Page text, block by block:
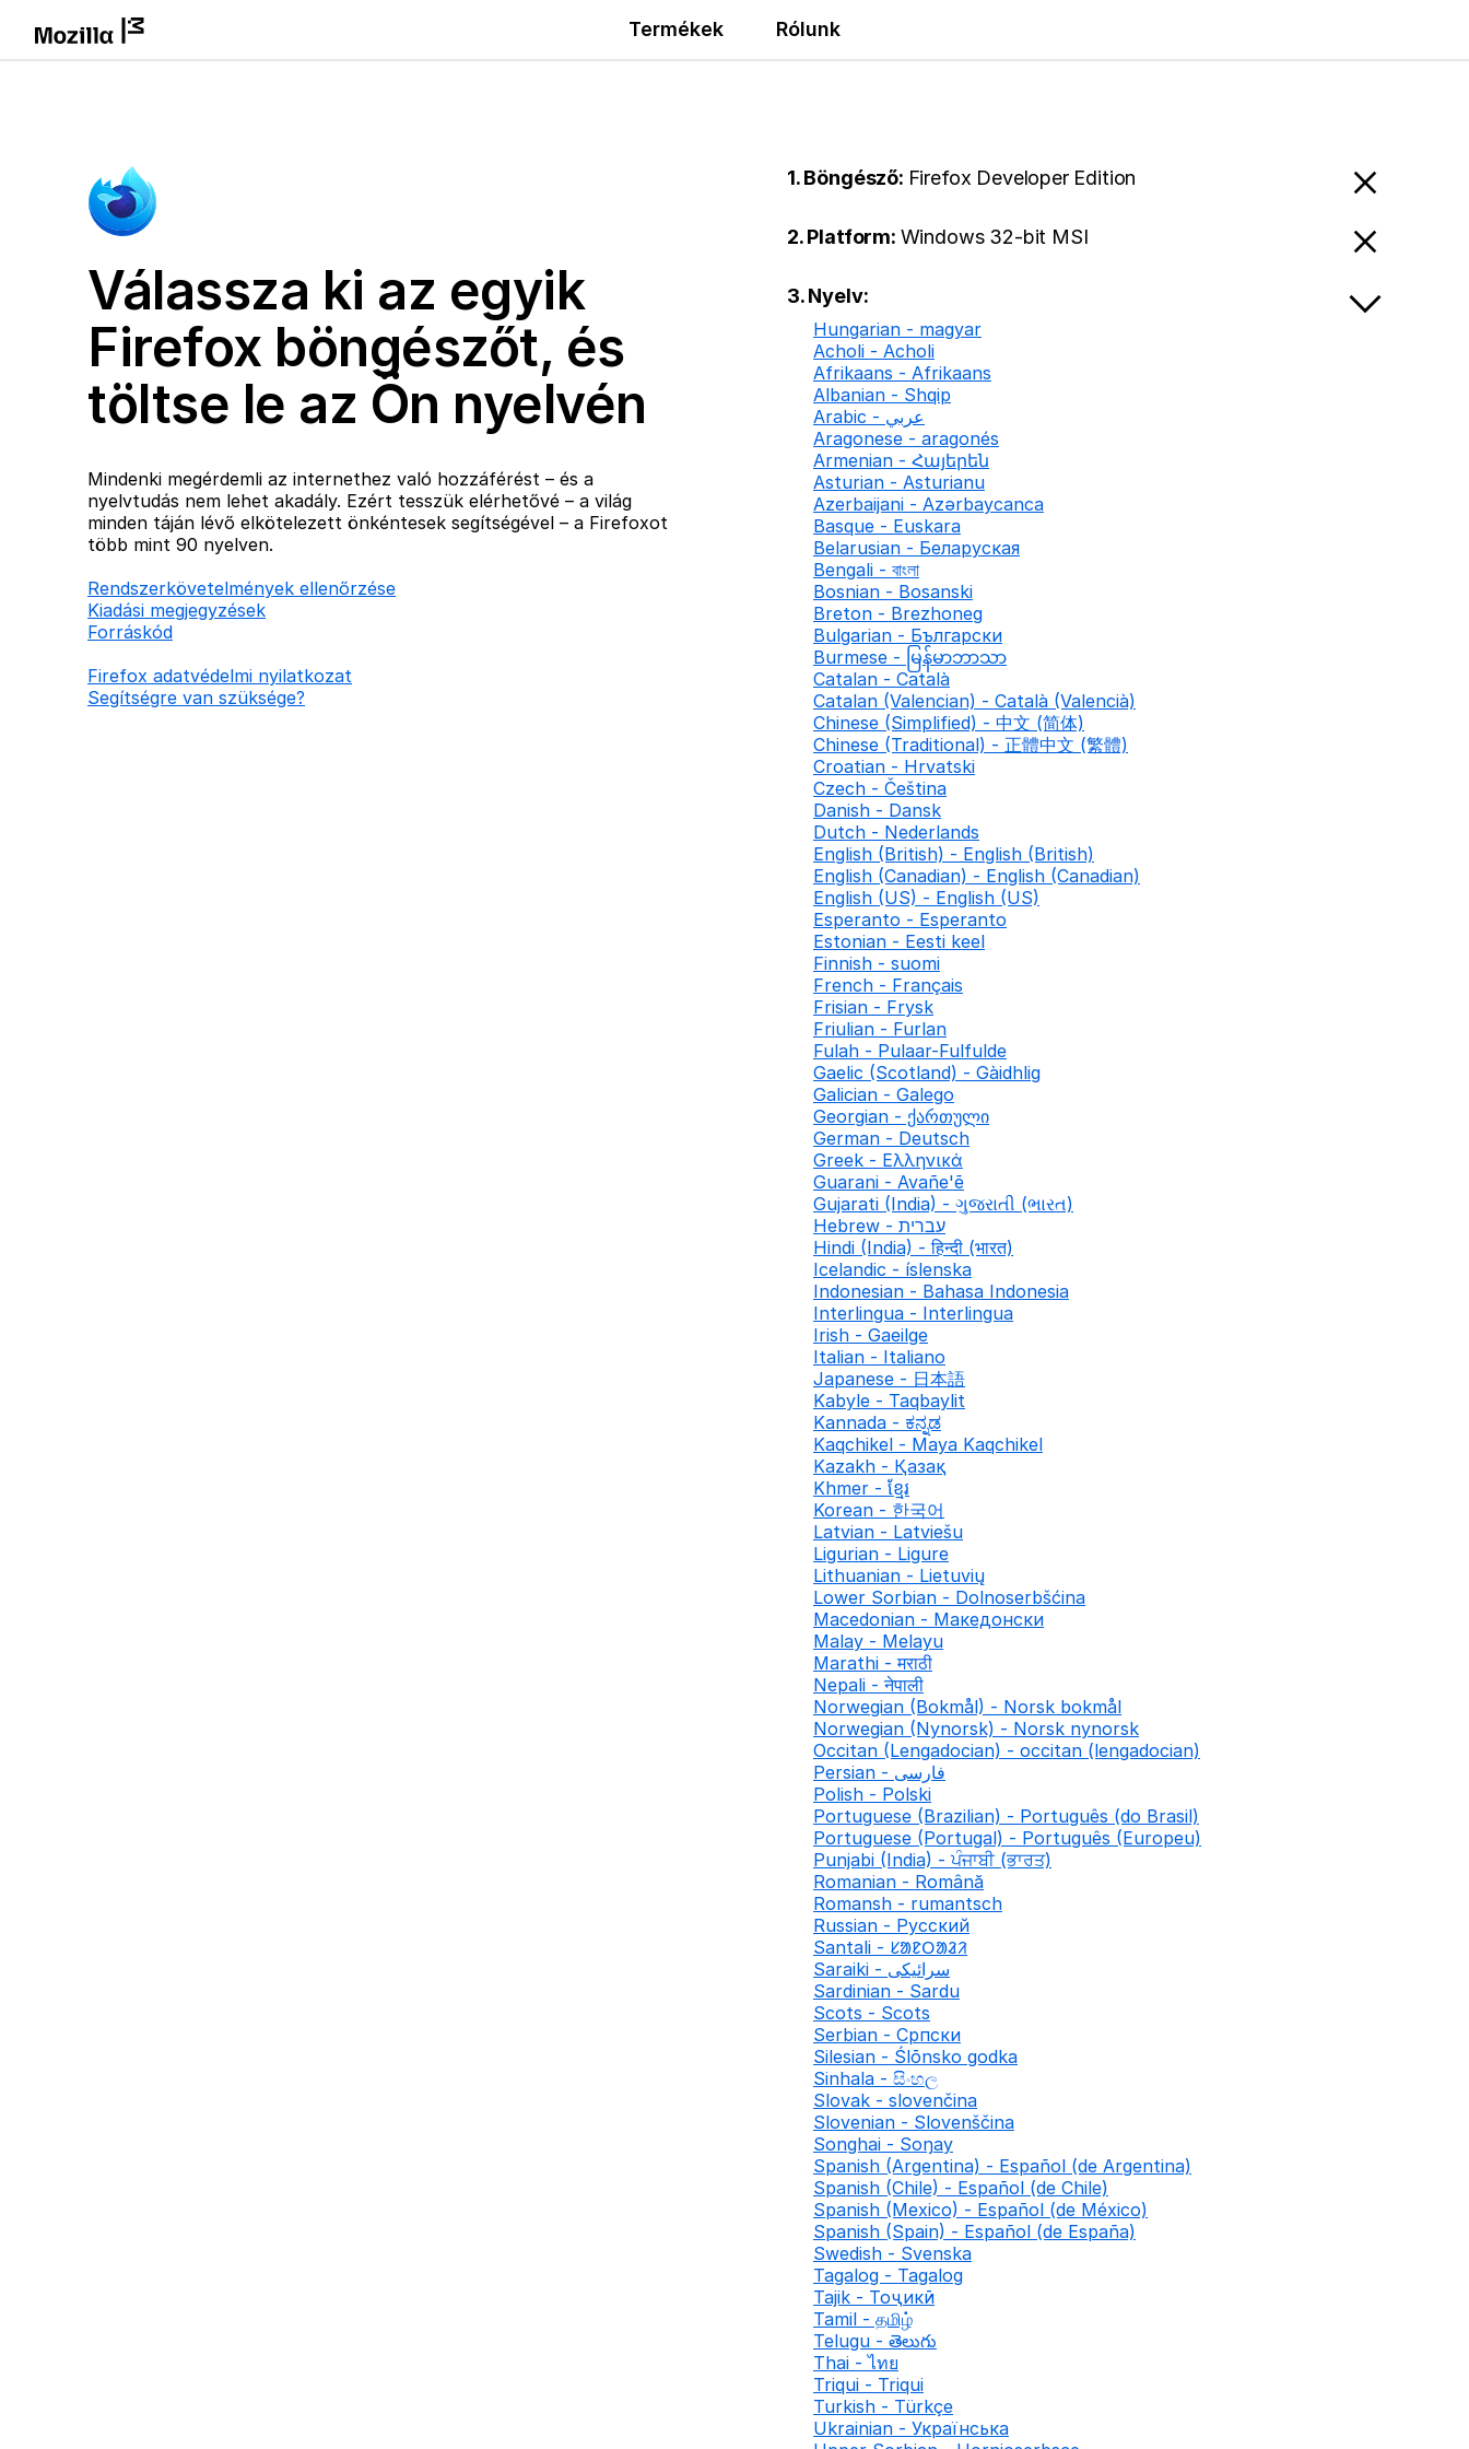
Termékek Rólunk
Válassza ki az egyik
Firefox böngészőt, és
töltse le az Ön nyelvén
Mindenki megérdemli az internethez való hozzáférést – és a
nyelvtudás nem lehet akadály. Ezért tesszük elérhetővé – a világ
minden táján lévő elkötelezett önkéntesek segítségével – a Firefoxot
több mint 90 nyelven.
Rendszerkövetelmények ellenőrzése
Kiadási megjegyzések
Forráskód
Firefox adatvédelmi nyilatkozat
Segítségre van szüksége?
1. Böngésző: Firefox Developer Edition
2. Platform: Windows 32-bit MSI
3. Nyelv:
Hungarian - magyar
Acholi - Acholi
Afrikaans - Afrikaans
Albanian - Shqip
Arabic - عربي
Aragonese - aragonés
Armenian - Հայերեն
Asturian - Asturianu
Azerbaijani - Azərbaycanca
Basque - Euskara
Belarusian - Беларуская
Bengali - বাংলা
Bosnian - Bosanski
Breton - Brezhoneg
Bulgarian - Български
Burmese - မြန်မာဘာသာ
Catalan - Català
Catalan (Valencian) - Català (Valencià)
Chinese (Simplified) - 中文 (简体)
Chinese (Traditional) - 正體中文 (繁體)
Croatian - Hrvatski
Czech - Čeština
Danish - Dansk
Dutch - Nederlands
English (British) - English (British)
English (Canadian) - English (Canadian)
English (US) - English (US)
Esperanto - Esperanto
Estonian - Eesti keel
Finnish - suomi
French - Français
Frisian - Frysk
Friulian - Furlan
Fulah - Pulaar-Fulfulde
Gaelic (Scotland) - Gàidhlig
Galician - Galego
Georgian - ქართული
German - Deutsch
Greek - Ελληνικά
Guarani - Avañe'ẽ
Gujarati (India) - ગુજરાતી (ભારત)
Hebrew - עברית
Hindi (India) - हिन्दी (भारत)
Icelandic - íslenska
Indonesian - Bahasa Indonesia
Interlingua - Interlingua
Irish - Gaeilge
Italian - Italiano
Japanese - 日本語
Kabyle - Taqbaylit
Kannada - ಕನ್ನಡ
Kaqchikel - Maya Kaqchikel
Kazakh - Қазақ
Khmer - ខ្មែរ
Korean - 한국어
Latvian - Latviešu
Ligurian - Ligure
Lithuanian - Lietuvių
Lower Sorbian - Dolnoserbšćina
Macedonian - Македонски
Malay - Melayu
Marathi - मराठी
Nepali - नेपाली
Norwegian (Bokmål) - Norsk bokmål
Norwegian (Nynorsk) - Norsk nynorsk
Occitan (Lengadocian) - occitan (lengadocian)
Persian - فارسی
Polish - Polski
Portuguese (Brazilian) - Português (do Brasil)
Portuguese (Portugal) - Português (Europeu)
Punjabi (India) - ਪੰਜਾਬੀ (ਭਾਰਤ)
Romanian - Română
Romansh - rumantsch
Russian - Русский
Santali - ᱥᱟᱱᱛᱟᱲᱤ
Saraiki - سرائیکی
Sardinian - Sardu
Scots - Scots
Serbian - Српски
Silesian - Ślōnsko godka
Sinhala - සිංහල
Slovak - slovenčina
Slovenian - Slovenščina
Songhai - Soŋay
Spanish (Argentina) - Español (de Argentina)
Spanish (Chile) - Español (de Chile)
Spanish (Mexico) - Español (de México)
Spanish (Spain) - Español (de España)
Swedish - Svenska
Tagalog - Tagalog
Tajik - Тоҷикӣ
Tamil - தமிழ்
Telugu - తెలుగు
Thai - ไทย
Triqui - Triqui
Turkish - Türkçe
Ukrainian - Українська